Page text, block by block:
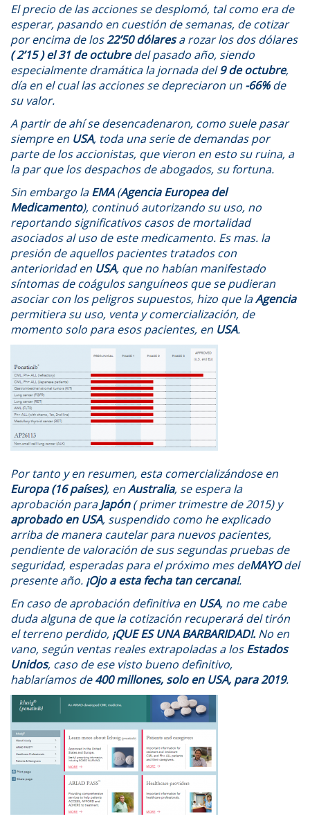
El precio de las acciones se desplomó, tal como era de
esperar, pasando en cuestión de semanas, de cotizar
por encima de los22’50 dólaresa rozar los dos dólares
( 2’15 ) el 31 de octubredel pasado año, siendo
especialmente dramática la jornada del9 de octubre,
día en el cual las acciones se depreciaron un -66%de
su valor.
A partir de ahí se desencadenaron, como suele pasar
siempre en USA, toda una serie de demandas por
parte de los accionistas, que vieron en esto su ruina, a
la par que los despachos de abogados, su fortuna.
Sin embargo laEMA(Agencia Europea del
Medicamento), continuó autorizando su uso, no
reportando significativos casos de mortalidad
asociados al uso de este medicamento. Es mas. la
presión de aquellos pacientes tratados con
anterioridad en USA, que no habían manifestado
síntomas de coágulos sanguíneos que se pudieran
asociar con los peligros supuestos, hizo que laAgencia
permitiera su uso, venta y comercialización, de
momento solo para esos pacientes, en USA.
Por tanto y en resumen, esta comercializándose en
Europa (16 países), enAustralia, se espera la
aprobación paraJapón( primer trimestre de 2015) y
aprobado en USA, suspendido como he explicado
arriba de manera cautelar para nuevos pacientes,
pendiente de valoración de sus segundas pruebas de
seguridad, esperadas para el próximo mes deMAYOdel
presente año. ¡Ojo a esta fecha tan cercana!.
En caso de aprobación definitiva en USA, no me cabe
duda alguna de que la cotización recuperará del tirón
el terreno perdido, ¡QUE ES UNA BARBARIDAD!. No en
vano, según ventas reales extrapoladas a losEstados
Unidos, caso de ese visto bueno definitivo,
hablaríamos de400 millones, solo en USA, para 2019.